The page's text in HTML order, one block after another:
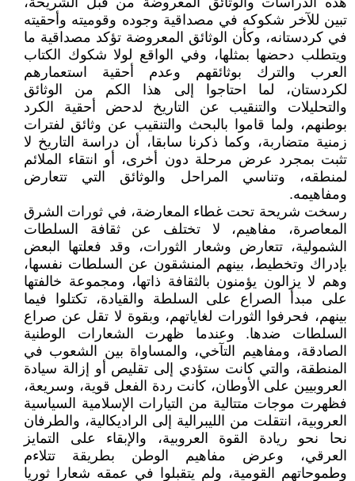
تبين للآخر شكوكه في مصداقية وجوده وقوميته وأحقيته
في كردستانه، وكأن الوثائق المعروضة تؤكد مصداقية ما
ويتطلب دحضها بمثلها، وفي الواقع لولا شكوك الكتاب
العرب والترك بوثائقهم وعدم أحقية استعمارهم
لكردستان، لما احتاجوا إلى هذا الكم من الوثائق
والتحليلات والتنقيب عن التاريخ لدحض أحقية الكرد
بوطنهم، ولما قاموا بالبحث والتنقيب عن وثائق لفترات
زمنية متضاربة، وكما ذكرنا سابقا، أن دراسة التاريخ لا
تثبت بمجرد عرض مرحلة دون أخرى، أو انتقاء الملائم
لمنطقه، وتناسي المراحل والوثائق التي تتعارض
ومفاهيمه.
رسخت شريحة تحت غطاء المعارضة، في ثورات الشرق
المعاصرة، مفاهيم، لا تختلف عن ثقافة السلطات
الشمولية، تتعارض وشعار الثورات، وقد فعلتها البعض
بإدراك وتخطيط، بينهم المنشقون عن السلطات نفسها،
وهم لا يزالون يؤمنون بالثقافة ذاتها، ومجموعة خالفتها
على مبدأ الصراع على السلطة والقيادة، تكتلوا فيما
بينهم، فحرفوا الثورات لغاياتهم، وبقوة لا تقل عن صراع
السلطات ضدها. وعندما ظهرت الشعارات الوطنية
الصادقة، ومفاهيم التآخي، والمساواة بين الشعوب في
المنطقة، والتي كانت ستؤدي إلى تقليص أو إزالة سيادة
العروبيين على الأوطان، كانت ردة الفعل قوية، وسريعة،
فظهرت موجات متتالية من التيارات الإسلامية السياسية
العروبية، انتقلت من الليبرالية إلى الراديكالية، والطرفان
نحا نحو ريادة القوة العروبية، والإبقاء على التمايز
العرقي، وعرض مفاهيم الوطن بطريقة تتلاءم
وطموحاتهم القومية، ولم يتقبلوا في عمقه شعارا ثوريا